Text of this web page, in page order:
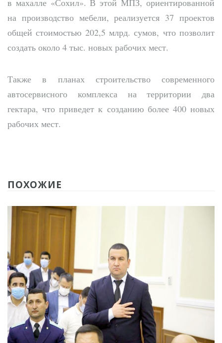
на производство мебели, реализуется 37 проектов
общей стоимостью 202,5 млрд. сумов, что позволит
создать около 4 тыс. новых рабочих мест.
Также в планах строительство современного
автосервисного комплекса на территории два
гектара, что приведет к созданию более 400 новых
рабочих мест.
ПОХОЖИЕ